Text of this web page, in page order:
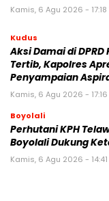
Kamis, 6 Agu 2026 - 17:18
Kudus
Aksi Damai di
Tertib, Kapolres
Penyampaian
Kamis, 6 Agu 2026 - 17:16
Boyolali
Perhutani KPH
Boyolali Dukung
Kamis, 6 Agu 2026 - 14:41